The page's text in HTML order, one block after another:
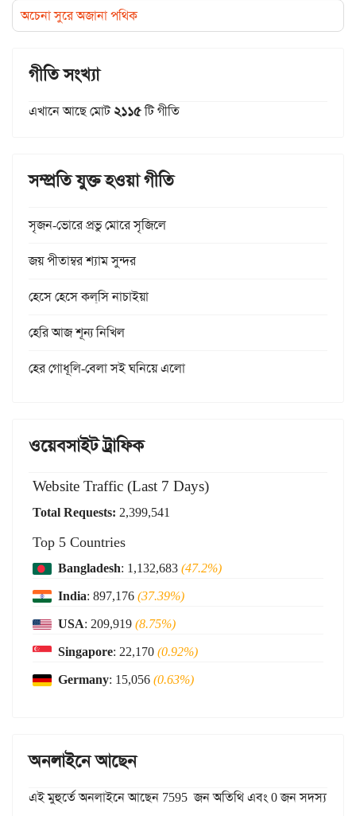
অচেনা সুরে অজানা পথিক
গীতি সংখ্যা
এখানে আছে মোট২১১৫টি গীতি
সম্প্রতি যুক্ত হওয়া গীতি
সৃজন-ভোরে প্রভু মোরে সৃজিলে
জয় পীতাম্বর শ্যাম সুন্দর
হেসে হেসে কল্‌সি নাচাইয়া
হেরি আজ শূন্য নিখিল
হের গোধূলি-বেলা সই ঘনিয়ে এলো
ওয়েবসাইট ট্রাফিক
Website Traffic (Last 7 Days)
Total Requests: 2,399,541
Top 5 Countries
Bangladesh: 1,132,683(47.2%)
India: 897,176(37.39%)
USA: 209,919(8.75%)
Singapore: 22,170(0.92%)
Germany: 15,056(0.63%)
অনলাইনে আছেন
এই মুহুর্তে অনলাইনে আছেন 7595 জন অতিথি এবং 0 জন সদস্য